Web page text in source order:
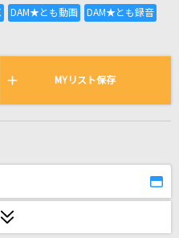
ている曲の一覧
MYリスト保存